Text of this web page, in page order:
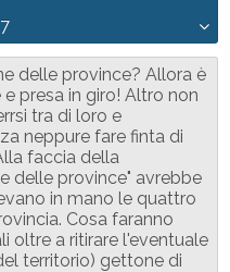
delle province? Allora è
presa in giro! Altro non
tra di loro e
neppure fare finta di
faccia della
delle province" avrebbe
in mano le quattro
Cosa faranno
oltre a ritirare l'eventuale
territorio) gettone di